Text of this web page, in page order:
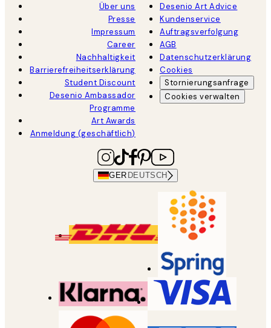
Über uns
Presse
Impressum
Career
Nachhaltigkeit
Barrierefreiheitserklärung
Student Discount
Desenio Ambassador
Programme
Art Awards
Anmeldung (geschäftlich)
Desenio Art Advice
Kundenservice
Auftragsverfolgung
AGB
Datenschutzerklärung
Cookies
Stornierungsanfrage
Cookies verwalten
GER DEUTSCH